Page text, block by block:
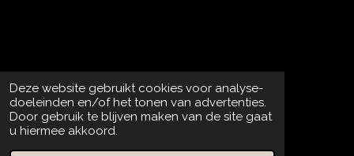
Deze website gebruikt cookies voor analyse-
doeleinden en/of het tonen van advertenties.
Door gebruik te blijven maken van de site gaat
u hiermee akkoord.